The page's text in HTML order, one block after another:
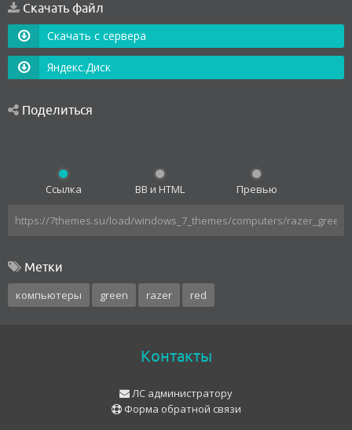
Скачать файл
Скачать с сервера
Яндекс.Диск
Поделиться
Ссылка BB и HTML Превью
Метки
компьютеры green razer red
Контакты
ЛС администратору
Форма обратной связи